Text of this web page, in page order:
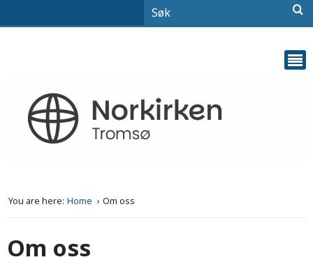
You are here: Home Om oss
Om oss